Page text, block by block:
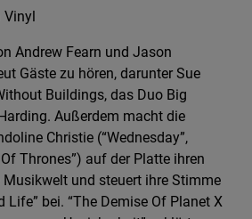
Vinyl
Andrew Fearn und Jason
Gäste zu hören, darunter Sue
Buildings, das Duo Big
Außerdem macht die
Christie (“Wednesday”,
Of Thrones”) auf der Platte ihren
und steuert ihre Stimme
Life” bei. “The Demise Of Planet X